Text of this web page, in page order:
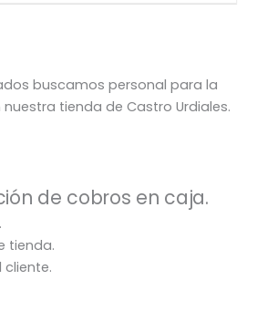
buscamos personal para la
tienda de Castro Urdiales.
de cobros en caja.
tienda.
cliente.